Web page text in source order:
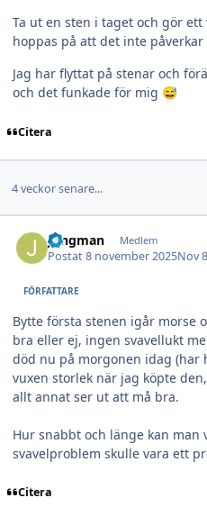
Ta ut en sten i taget och gör
hoppas på att det inte
Jag har flyttat på stenar och
och det funkade för mig 😅
Citera
4 veckor senare...
Jungman Medlem
Postat8 november 2025Nov 8
FÖRFATTARE
Bytte första stenen igår morse
bra eller ej, ingen svavellukt
död nu på morgonen idag (har
vuxen storlek när jag köpte
allt annat ser ut att må bra.
Hur snabbt och länge kan
svavelproblem skulle vara ett
Citera